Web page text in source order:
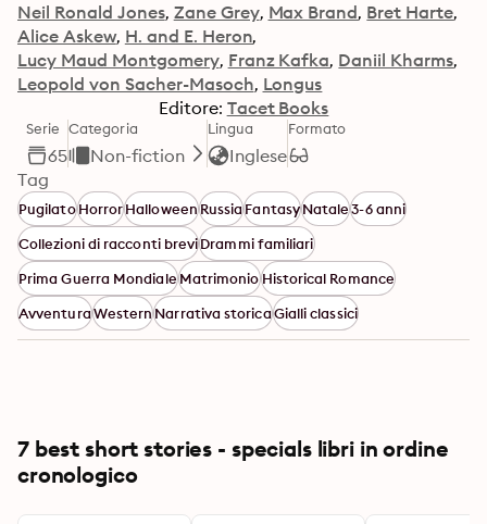
Neil Ronald Jones Zane Grey Max Brand Bret Harte
Alice Askew H. and E. Heron
Lucy Maud Montgomery Franz Kafka Daniil Kharms
Leopold von Sacher-Masoch Longus
Editore: Tacet Books
Serie
65
Categoria
Non-fiction
Lingua
Inglese
Formato
Tag
PugilatoHorrorHalloweenRussiaFantasyNatale3-6 anni
Collezioni di racconti breviDrammi familiari
Prima Guerra MondialeMatrimonioHistorical Romance
AvventuraWesternNarrativa storicaGialli classici
7 best short stories - specials libri in ordine
cronologico